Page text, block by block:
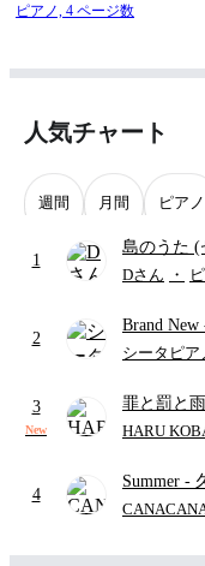
ピアノ, 4 ページ数
人気チャート
週間 月間 ピアノ
1
島のうた (
セイレー
ード・ペ
かわ 人魚
Dさん ・
2
Brand New
APPLE
シータピア
3
New
罪と罰と
野勇斗&
HARU
4
Summer -